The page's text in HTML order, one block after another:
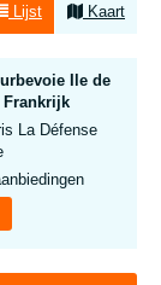
Lijst Kaart
Ile de
Frankrijk
La Défense